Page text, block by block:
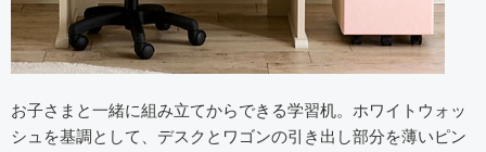
お子さまと一緒に組み立てからできる学習机。ホワイトウォッ
シュを基調として、デスクとワゴンの引き出し部分を薄いピン